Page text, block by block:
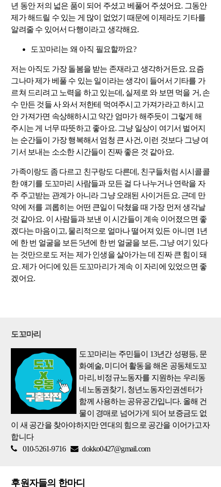
년 동안 저의 넓은 품이 되어 주셨고 베풀어 주셨어요. 그동안
제가 해드릴 수 있는 게 많이 없었기 때문에 이제라도 기타를
알려줄 수 있어서 다행이라고 생각해요.
도꼬마리는 왜 아직 필요할까요?
저는 아직도 가장 돌봄을 받는 존재라고 생각하거든요. 요즘
그나마 제가 베풀 수 있는 일이라는 생각이 들어서 기타를 가
르쳐 드리려고 노력을 하고 있는데, 실제로 와 보면 먹을 거, 손
수 만든 것들 사 와서 저한테 먹여주시고 가져가라고 하시고
안 가져가면 속상해하시고 약간 엄마가 해주듯이 그렇게 해
주시는 게 너무 따뜻하고 좋아요. 그냥 일상이 여기서 벌어지
는 순간들이 가장 행복해서 엄청 큰 사건, 이런 것보다 그냥 여
기서 보내는 소소한 시간들이 진짜 좋은 것 같아요.
가족이랑도 좀 다르고 친구랑도 다른데, 친구들처럼 시시콜콜
한 얘기를 도꼬마리 사람들과 모든 걸 다 나누거나 연락을 자
주 주고받는 관계가 아니라 그냥 오래된 사이거든요. 근데 만
약에 저를 괴롭히는 어떤 큰일이 닥쳤을 때 가장 먼저 생각날
것 같아요. 이 사람들과 보낸 이 시간들이 계속 이어졌으면 좋
겠다는 마음이고, 물리적으로 얼마나 떨어져 있든 아니면 1년
에 한 번 얼굴을 보든 5년에 한 번 얼굴을 보든, 그냥 여기 있다
는 것만으로도 저는 제가 인생을 살아가는 데 진짜 큰 힘이 돼
요. 제가 어디에 있든 도꼬마리가 계속 이 자리에 있었으면 좋
겠어요.
도꼬마리
도꼬마리는 주민들이 13년간 성평등, 문
화예술, 미디어 활동을 해온 공동체도꼬
마리, 비정규노동자를 지원하는 우리동
네노동권찾기, 청년노동자인권센터가
함께 사용하는 공유공간입니다. 올해 건
물이 경매로 넘어가게 되어 보증금도 없
이 새 공간을 찾아야하지만 연대의 힘으로 공간을 이어가고자
합니다
010-5261-9716
dokko0427@gmail.com
후원자들의 한마디